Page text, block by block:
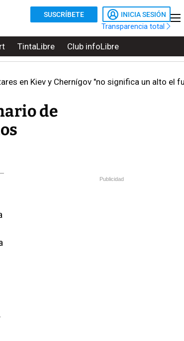
SUSCRÍBETE INICIA SESIÓN
Transparencia total
TintaLibre Club infoLibre
en Kiev y Chernígov "no significa un alto el
de
Publicidad